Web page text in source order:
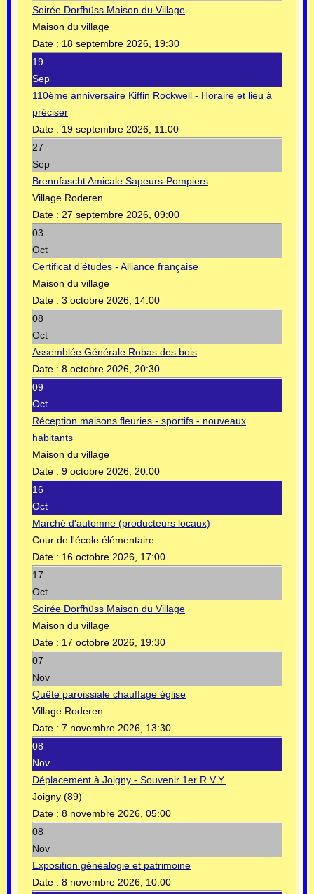
Soirée Dorfhüss Maison du Village
Maison du village
Date : 18 septembre 2026, 19:30
19
Sep
110ème anniversaire Kiffin Rockwell - Horaire et lieu à
préciser
Date : 19 septembre 2026, 11:00
27
Sep
Brennfascht Amicale Sapeurs-Pompiers
Village Roderen
Date : 27 septembre 2026, 09:00
03
Oct
Certificat d’études - Alliance française
Maison du village
Date : 3 octobre 2026, 14:00
08
Oct
Assemblée Générale Robas des bois
Date : 8 octobre 2026, 20:30
09
Oct
Réception maisons fleuries - sportifs - nouveaux
habitants
Maison du village
Date : 9 octobre 2026, 20:00
16
Oct
Marché d'automne (producteurs locaux)
Cour de l'école élémentaire
Date : 16 octobre 2026, 17:00
17
Oct
Soirée Dorfhüss Maison du Village
Maison du village
Date : 17 octobre 2026, 19:30
07
Nov
Quête paroissiale chauffage église
Village Roderen
Date : 7 novembre 2026, 13:30
08
Nov
Déplacement à Joigny - Souvenir 1er R.V.Y.
Joigny (89)
Date : 8 novembre 2026, 05:00
08
Nov
Exposition généalogie et patrimoine
Date : 8 novembre 2026, 10:00